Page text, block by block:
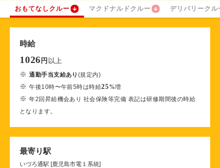
おもてなしクルー マクドナルドクルー デリバリークル
時給
1026 円 以上
※通勤手当支給あり (規定内)
※午後10時〜午前5時は時給25%増
※年2回昇給機会あり 社会保険等完備 表記は研修期間後の時給
となります。
最寄り駅
いづろ通駅 [鹿児島市電１系統]